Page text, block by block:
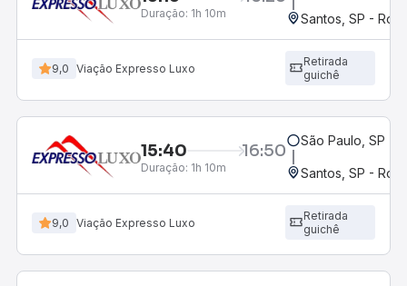
Duração: 1h 10m Santos, SP -
9,0 Viação Expresso Luxo
Retirada
guichê
15:40 16:50
Duração: 1h 10m
São Paulo, SP -
Santos, SP -
9,0 Viação Expresso Luxo
Retirada
guichê